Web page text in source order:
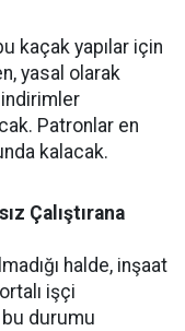
kaçak yapılar için
yasal olarak
Patronlar en
kalacak.
Çalıştırana
halde, inşaat
işçi
bu durumu